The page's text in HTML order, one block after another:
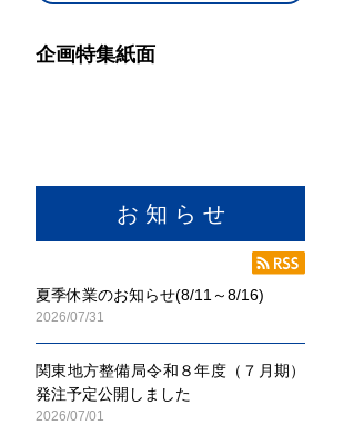
企画特集紙面
お 知 ら せ
夏季休業のお知らせ(8/11～8/16)
2026/07/31
関東地方整備局令和８年度（７月期）
発注予定公開しました
2026/07/01